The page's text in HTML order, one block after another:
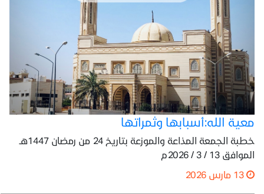
معية الله:أسبابها وثمراتها
خطبة الجمعة المذاعة والموزعة بتاريخ 24 من رمضان 1447هـ
الموافق 13 / 3 / 2026م